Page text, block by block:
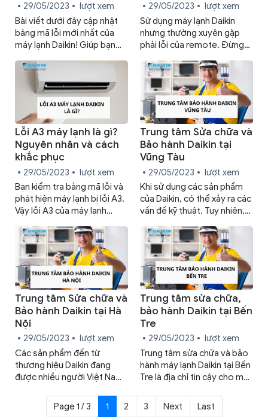
Daikin để hiểu rõ hơn nhé!
29/05/2023
lượt xem
Bài viết dưới đây cập nhật
bảng mã lỗi mới nhất của
máy lạnh Daikin! Giúp bạn
sửa chữa máy lạnh kịp thời.
29/05/2023
lượt xem
Sử dụng máy lạnh Daikin
nhưng thường xuyên gặp
phải lỗi của remote. Đừng
tổng hợp các lỗi của
remote máy lạnh Daikin và
cách khắc phục!
Lỗi A3 máy lạnh là gì?
Nguyên nhân và cách
khắc phục
29/05/2023
lượt xem
Bạn kiểm tra bảng mã lỗi và
phát hiện máy lạnh bị lỗi A3.
Vậy lỗi A3 của máy lạnh
cách khắc phục ra sao? Tất
cả sẽ được tổng hợp trong
bài viết dưới đây!
Trung tâm Sửa chữa và
Bảo hành Daikin tại
Vũng Tàu
29/05/2023
lượt xem
Khi sử dụng các sản phẩm
của Daikin, có thể xảy ra các
vấn đề kỹ thuật. Tuy nhiên,
vụ Daikin có mặt tại 36 tỉnh
thành Việt Nam, sẵn sàng
hỗ trợ khách hàng. Ở Vũng
Tàu, Trung tâm bảo hành
Daikin đã sẵn lòng cung cấp
sự hỗ trợ sửa chữa kịp thời
cho mọi vấn đề liên quan.
Trung tâm Sửa chữa và
Bảo hành Daikin tại Hà
Nội
29/05/2023
lượt xem
Các sản phẩm đến từ
thương hiệu Daikin đang
được nhiều người Việt Nam
nhiều gia đình có sự xuất
hiện của thiết bị điện máy
Trung tâm sửa chữa,
bảo hành Daikin tại Bến
Tre
29/05/2023
lượt xem
Trung tâm sửa chữa và bảo
hành máy lạnh Daikin tại Bến
Tre là địa chỉ tin cậy cho mọi
Với đội ngũ kỹ thuật viên
chuyên nghiệp và giàu kinh
Page 1 / 3 1 2 3 Next Last